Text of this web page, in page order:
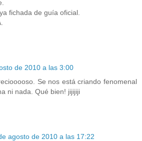
fichada de guía oficial.
de 2010 a las 3:00
Se nos está criando fenomenal
ni nada. Qué bien! jijijiji
agosto de 2010 a las 17:22